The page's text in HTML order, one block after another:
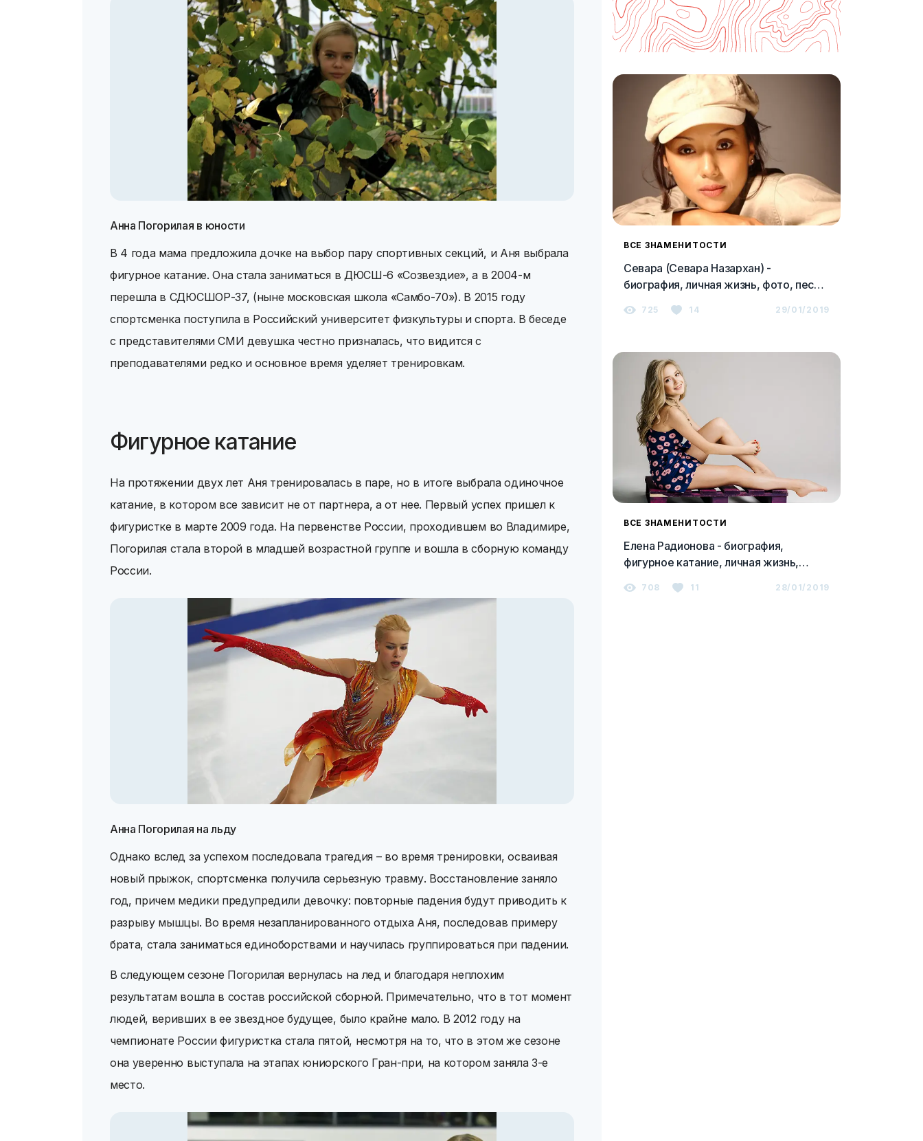
Анна Погорилая в юности
В 4 года мама предложила дочке на выбор пару спортивных секций, и Аня выбрала
фигурное катание. Она стала заниматься в ДЮСШ-6 «Созвездие», а в 2004-м
перешла в СДЮСШОР-37, (ныне московская школа «Самбо-70»). В 2015 году
спортсменка поступила в Российский университет физкультуры и спорта. В беседе
с представителями СМИ девушка честно призналась, что видится с
преподавателями редко и основное время уделяет тренировкам.
Фигурное катание
На протяжении двух лет Аня тренировалась в паре, но в итоге выбрала одиночное
катание, в котором все зависит не от партнера, а от нее. Первый успех пришел к
фигуристке в марте 2009 года. На первенстве России, проходившем во Владимире,
Погорилая стала второй в младшей возрастной группе и вошла в сборную команду
России.
Анна Погорилая на льду
Однако вслед за успехом последовала трагедия – во время тренировки, осваивая
новый прыжок, спортсменка получила серьезную травму. Восстановление заняло
год, причем медики предупредили девочку: повторные падения будут приводить к
разрыву мышцы. Во время незапланированного отдыха Аня, последовав примеру
брата, стала заниматься единоборствами и научилась группироваться при падении.
В следующем сезоне Погорилая вернулась на лед и благодаря неплохим
результатам вошла в состав российской сборной. Примечательно, что в тот момент
людей, веривших в ее звездное будущее, было крайне мало. В 2012 году на
чемпионате России фигуристка стала пятой, несмотря на то, что в этом же сезоне
она уверенно выступала на этапах юниорского Гран-при, на котором заняла 3-е
место.
ВСЕ ЗНАМЕНИТОСТИ
Севара (Севара Назархан) -
биография, личная жизнь, фото, песни,
новости 2023
725 14 29/01/2019
ВСЕ ЗНАМЕНИТОСТИ
Елена Радионова - биография,
фигурное катание, личная жизнь,
708 11 28/01/2019